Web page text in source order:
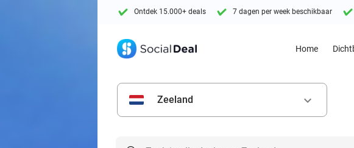
Ontdek 15.000+ deals 7 dagen per week beschikbaar
Home
Zeeland keyboard_arrow_down